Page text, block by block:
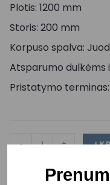
Plotis: 1200 mm
Storis: 200 mm
Korpuso spalva:
Atsparumo dulkėms
Pristatymo terminas:
- + Į